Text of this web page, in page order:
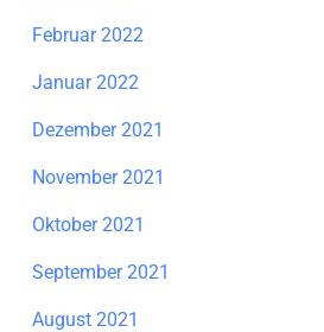
Februar 2022
Januar 2022
Dezember 2021
November 2021
Oktober 2021
September 2021
August 2021